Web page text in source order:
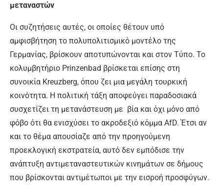
μεταναστών
Οι συζητήσεις αυτές, οι οποίες θέτουν υπό
αμφισβήτηση το πολυπολιτισμικό μοντέλο της
Γερμανίας, βρίσκουν αποτυπώνονται και στον Τύπο. Το
κολυμβητήριο Prinzenbad βρίσκεται επίσης στη
συνοικία Kreuzberg, όπου ζει μια μεγάλη τουρκική
κοινότητα. Η πολιτική τάξη αποφεύγει παραδοσιακά
συσχετίζει τη μετανάστευση με βία και όχι μόνο από
φόβο ότι θα ενισχύσει το ακροδεξιό κόμμα AfD. Έτσι αν
και το θέμα απουσίαζε από την προηγούμενη
προεκλογική εκστρατεία, αυτό δεν εμπόδισε την
ανάπτυξη αντιμεταναστευτικών κινημάτων σε δήμους
που βρίσκονται αντιμέτωποι με την εισροή προσφύγων.